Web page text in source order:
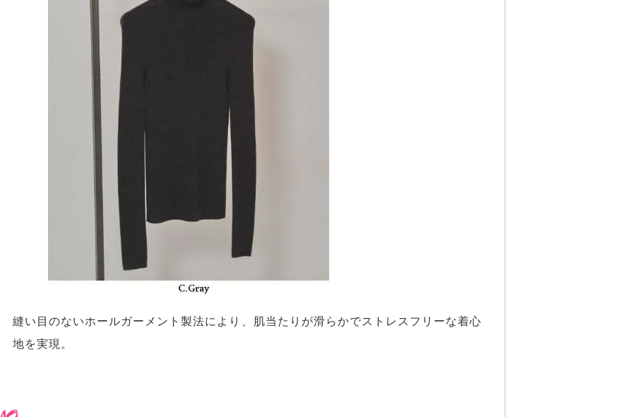
縫い目のないホールガーメント製法により、肌当たりが滑らかでストレスフリーな着心
地を実現。